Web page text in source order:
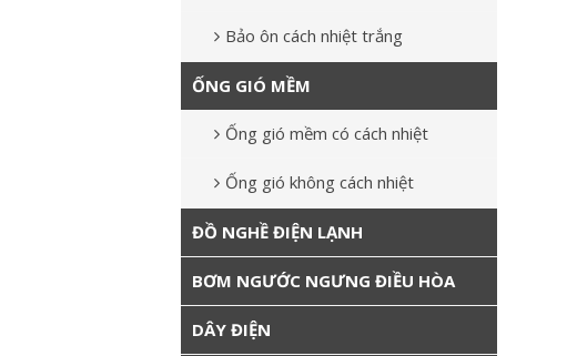
Bảo ôn cách nhiệt trắng
ỐNG GIÓ MỀM
Ống gió mềm có cách nhiệt
Ống gió không cách nhiệt
ĐỒ NGHỀ ĐIỆN LẠNH
BƠM NGƯỚC NGƯNG ĐIỀU HÒA
DÂY ĐIỆN